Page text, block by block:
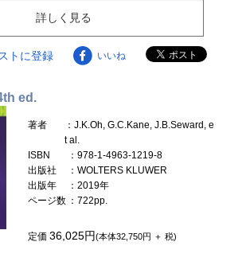
詳しく見る
トに登録 いいね
ed.
著者
：J.K.Oh, G.C.Kane, J.B.Seward, e
t al.
ISBN
：978-1-4963-1219-8
出版社
：WOLTERS KLUWER
出版年
：2019年
ページ数 ：722pp.
定価36,025円(本体32,750円 ＋ 税)